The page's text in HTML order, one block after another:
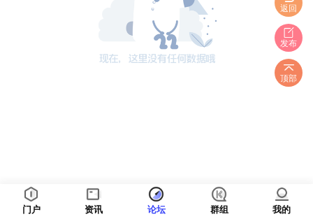
门户 资讯 论坛 群组 我的
返回
发布
顶部